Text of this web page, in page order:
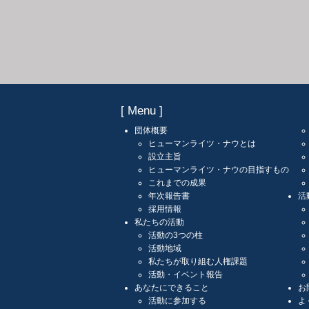
[ Menu ]
団体概要
ヒューマンライツ・ナウとは
設立主旨
ヒューマンライツ・ナウの目指すもの
これまでの成果
年次報告書
採用情報
私たちの活動
活動の3つの柱
活動地域
私たちが取り組む人権課題
活動・イベント報告
あなたにできること
活動に参加する
活
お
よ